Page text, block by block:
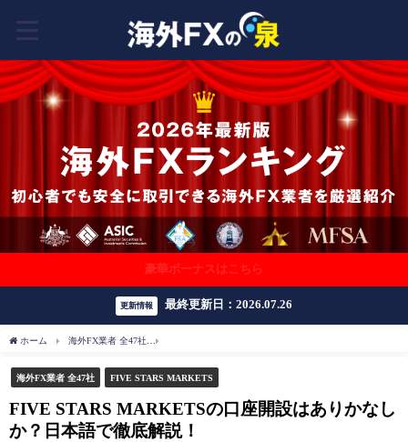
豪華ボーナスはこちら
更新情報 最終更新日：2026.07.26
ホーム 海外FX業者 全47社
海外FX業者 全47社 FIVE STARS MARKETS
FIVE STARS MARKETSの口座開設はありかなし
か？日本語で徹底解説！